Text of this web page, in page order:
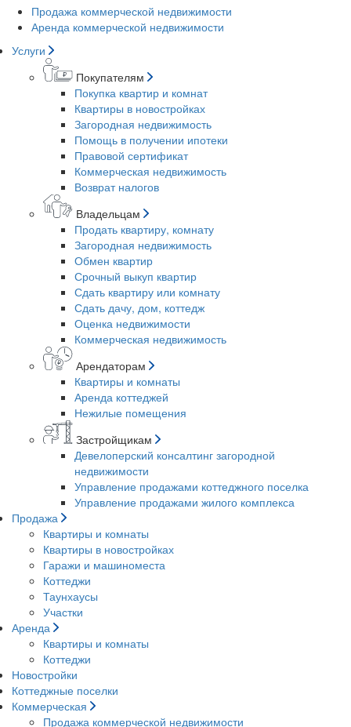
Продажа коммерческой недвижимости
Аренда коммерческой недвижимости
Услуги
Покупателям
Покупка квартир и комнат
Квартиры в новостройках
Загородная недвижимость
Помощь в получении ипотеки
Правовой сертификат
Коммерческая недвижимость
Возврат налогов
Владельцам
Продать квартиру, комнату
Загородная недвижимость
Обмен квартир
Срочный выкуп квартир
Сдать квартиру или комнату
Сдать дачу, дом, коттедж
Оценка недвижимости
Коммерческая недвижимость
Арендаторам
Квартиры и комнаты
Аренда коттеджей
Нежилые помещения
Застройщикам
Девелоперский консалтинг загородной
недвижимости
Управление продажами коттеджного поселка
Управление продажами жилого комплекса
Продажа
Квартиры и комнаты
Квартиры в новостройках
Гаражи и машиноместа
Коттеджи
Таунхаусы
Участки
Аренда
Квартиры и комнаты
Коттеджи
Новостройки
Коттеджные поселки
Коммерческая
Продажа коммерческой недвижимости